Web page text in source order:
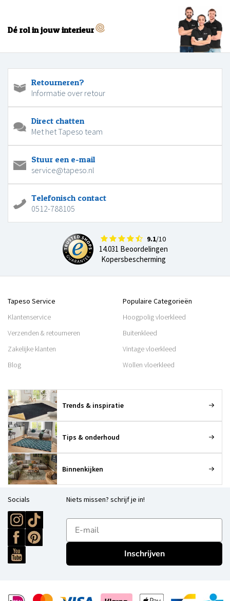
Dé rol in jouw interieur
Retourneren?
Informatie over retour
Direct chatten
Met het Tapeso team
Stuur een e-mail
service@tapeso.nl
Telefonisch contact
0512-788105
9.1/10
14.031 Beoordelingen
Kopersbescherming
Tapeso Service
Klantenservice
Verzenden & retourneren
Zakelijke klanten
Blog
Populaire Categorieën
Hoogpolig vloerkleed
Buitenkleed
Vintage vloerkleed
Wollen vloerkleed
Trends & inspiratie
Tips & onderhoud
Binnenkijken
Socials Niets missen? schrijf je in!
E-mailadres
Inschrijven